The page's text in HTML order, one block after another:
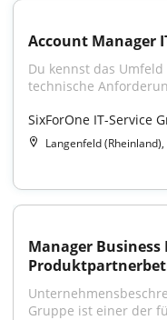
Account Manager
Du kennst das
technische
SixForOne IT-Service
Langenfeld (Rheinland),
Manager
Gruppe ist einer der